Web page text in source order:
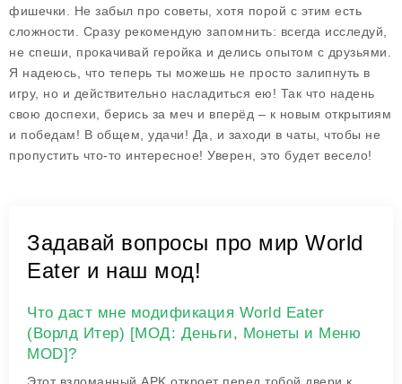
фишечки. Не забыл про советы, хотя порой с этим есть
сложности. Сразу рекомендую запомнить: всегда исследуй,
не спеши, прокачивай геройка и делись опытом с друзьями.
Я надеюсь, что теперь ты можешь не просто залипнуть в
игру, но и действительно насладиться ею! Так что надень
свою доспехи, берись за меч и вперёд – к новым открытиям
и победам! В общем, удачи! Да, и заходи в чаты, чтобы не
пропустить что-то интересное! Уверен, это будет весело!
Задавай вопросы про мир World
Eater и наш мод!
Что даст мне модификация World Eater
(Ворлд Итер) [МОД: Деньги, Монеты и Меню
MOD]?